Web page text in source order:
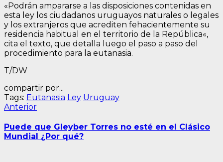
«Podrán ampararse a las disposiciones contenidas en
esta ley los ciudadanos uruguayos naturales o legales
y los extranjeros que acrediten fehacientemente su
residencia habitual en el territorio de la República«,
cita el texto, que detalla luego el paso a paso del
procedimiento para la eutanasia.
T/DW
compartir por...
Tags: Eutanasia Ley Uruguay
Navegación
de
entradas
AnteriorEntrada
Puede que Gleyber Torres no esté en el Clásico
Mundial ¿Por qué?